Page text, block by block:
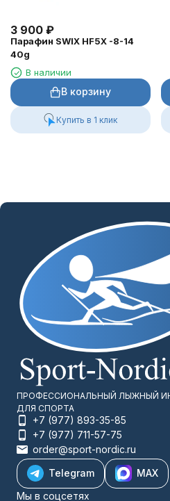
3 900 ₽
Парафин SWIX HF5X -8-14
40g
В наличии
В корзину
Купить в 1 клик
ПРОФЕССИОНАЛЬНЫЙ ЛЫЖНЫЙ
ДЛЯ СПОРТА
+7 (977) 893-35-85
+7 (977) 711-57-75
order@sport-nordic.ru
Telegram
MAX
Мы в соцсетях